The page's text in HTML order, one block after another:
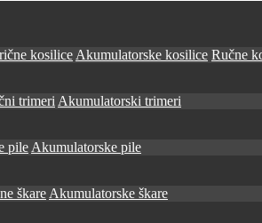
kosilice Akumulatorske kosilice Ručne
trimeri Akumulatorski trimeri
pile Akumulatorske pile
škare Akumulatorske škare